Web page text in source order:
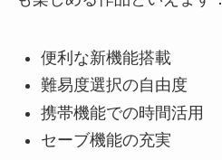
便利な新機能搭載
難易度選択の自由度
携帯機能での時間活用
セーブ機能の充実